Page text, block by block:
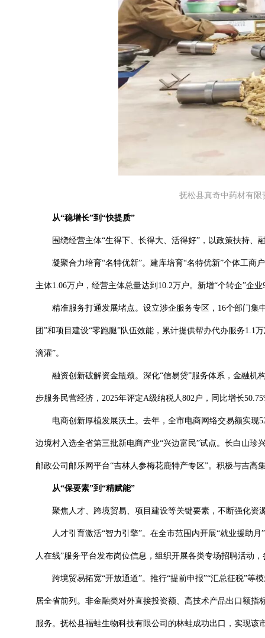
抚松县真奇中药材有
从“稳增长”到“快提质”
围绕经营主体“生得下、长得大、活得好”，以政策扶持、
凝聚合力培育“名特优新”。建库培育“名特优新”个体工商户
主体1.06万户，经营主体总量达到10.2万户。新增“个转企”企
精准服务打通发展堵点。设立涉企服务专区，16个部门集
团”和项目建设“零跑腿”队伍效能，累计提供帮办代办服务1.1
滴灌”。
融资创新破解资金瓶颈。深化“信易贷”服务体系，金融机构
步服务民营经济，2025年评定A级纳税人802户，同比增长
电商创新厚植发展沃土。去年，全市电商网络交易额实现
边境村入选全省第三批新电商产业“兴边富民”试点。长白山
邮政公司邮乐网平台“吉林人参梅花鹿特产专区”。积极与吉高
从“保要素”到“精赋能”
聚焦人才、跨境贸易、项目建设等关键要素，不断强化资
人才引育激活“智力引擎”。在全市范围内开展“就业援助月
人在线”服务平台发布岗位信息，组织开展各类专场招聘活动
跨境贸易拓宽“开放通道”。推行“提前申报”“汇总征税”等
居全省前列。非金融类对外直接投资额、高技术产品出口额
服务。抚松县福蛙生物科技有限公司的林蛙成功出口，实现该